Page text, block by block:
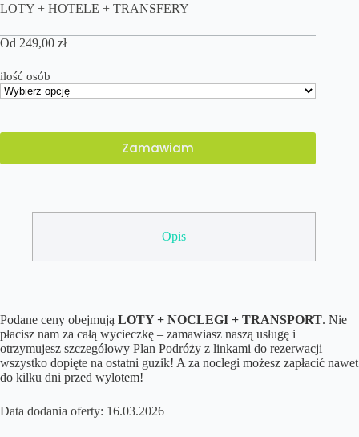
LOTY + HOTELE + TRANSFERY
Od 249,00 zł
ilość osób
Zamawiam
Opis
Podane ceny obejmują LOTY + NOCLEGI + TRANSPORT. Nie
płacisz nam za całą wycieczkę – zamawiasz naszą usługę i
otrzymujesz szczegółowy Plan Podróży z linkami do rezerwacji –
wszystko dopięte na ostatni guzik! A za noclegi możesz zapłacić nawet
do kilku dni przed wylotem!
Data dodania oferty: 16.03.2026